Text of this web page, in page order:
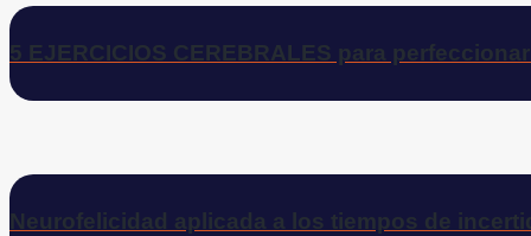
5 EJERCICIOS CEREBRALES para
Neurofelicidad aplicada a los tiempos de